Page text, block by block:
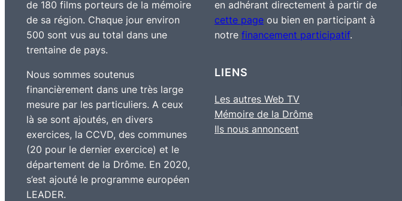
de 180 films porteurs de la mémoire
de sa région. Chaque jour environ
500 sont vus au total dans une
trentaine de pays.
Nous sommes soutenus
financièrement dans une très large
mesure par les particuliers. A ceux
là se sont ajoutés, en divers
exercices, la CCVD, des communes
(20 pour le dernier exercice) et le
département de la Drôme. En 2020,
s’est ajouté le programme européen
LEADER.
en adhérant directement à partir de
cette page ou bien en participant à
notre financement participatif.
LIENS
Les autres Web TV
Mémoire de la Drôme
Ils nous annoncent